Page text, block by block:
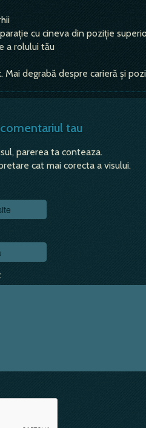
cu cineva din poziție
a rolului tău
Mai degrabă despre carieră și
tau
parerea ta conteaza.
cat mai corecta a visului.